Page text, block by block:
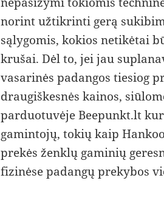
norint užtikrinti gerą
sąlygomis, kokios netikėtai
krušai. Dėl to, jei jau
vasarinės padangos tiesiog
draugiškesnės kainos,
parduotuvėje Beepunkt.lt
gamintojų, tokių kaip
prekės ženklų gaminių
fizinėse padangų prekybos